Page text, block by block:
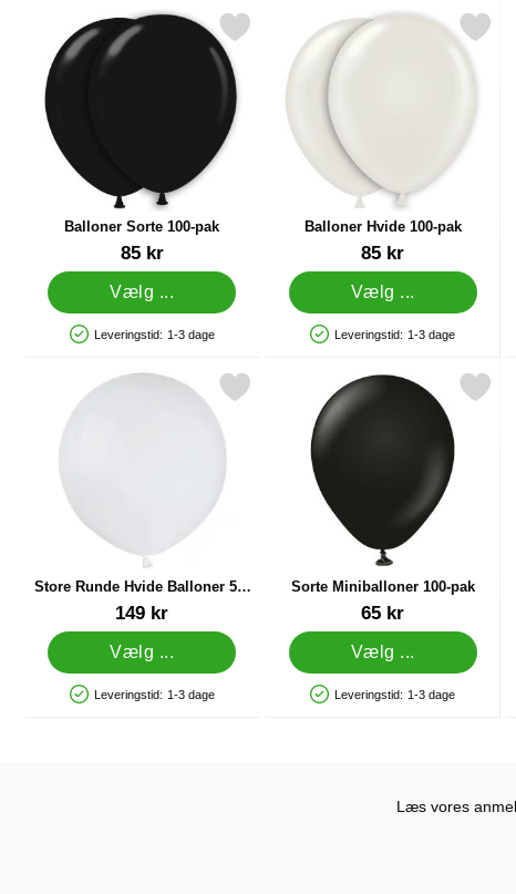
Balloner Sorte 100-pak
85 kr
Vælg ...
Produkttilgængelighed: På lager
Leveringstid: 1-3 dage
Markér balloner Sorte 100-pak som favorit
Balloner Hvide 100-pak
85 kr
Vælg ...
Produkttilgængelighed: På lager
Leveringstid: 1-3 dage
Markér balloner Hvide 100-
Store Runde Hvide Balloner 50-
pak
Varenr 15013149 kr
Vælg ...
Produkttilgængelighed: På lager
Leveringstid: 1-3 dage
Markér store Runde Hvide Balloner 50-pak som favorit
Sorte Miniballoner 100-pak
65 kr
Vælg ...
Produkttilgængelighed: På lager
Leveringstid: 1-3 dage
Markér sorte Miniballoner
Læs vores